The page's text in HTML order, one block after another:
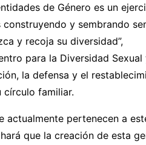
de Género es un
y sembrando
y recoja su diversidad”,
para la Diversidad Sexual
la defensa y el
círculo familiar.
actualmente pertenecen a
que la creación de esta